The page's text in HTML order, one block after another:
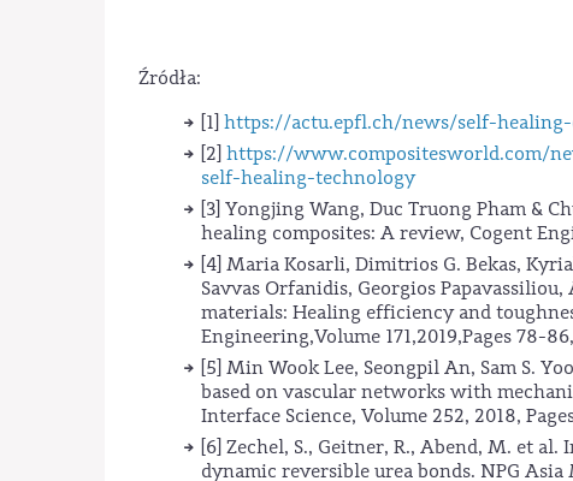
Źródła:
[1] https://actu.epfl.ch/news/self-
[2] https://www.compositesworld.com/
self-healing-technology
[3] Yongjing Wang, Duc Truong Pham &
healing composites: A review, Cogent
[4] Maria Kosarli, Dimitrios G. Bekas,
Savvas Orfanidis, Georgios
materials: Healing efficiency and
Engineering,Volume 171,2019,Pages 78-86,
[5] Min Wook Lee, Seongpil An, Sam S.
based on vascular networks with
Interface Science, Volume 252, 2018,
[6] Zechel, S., Geitner, R., Abend, M. et
dynamic reversible urea bonds. NPG Asia